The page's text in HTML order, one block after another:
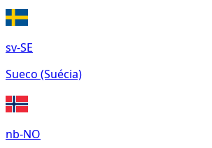
sv-SE
Sueco (Suécia)
nb-NO